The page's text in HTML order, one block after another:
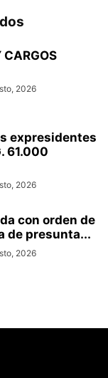
CARGOS
2026
expresidentes
61.000
2026
con orden de
de presunta...
2026